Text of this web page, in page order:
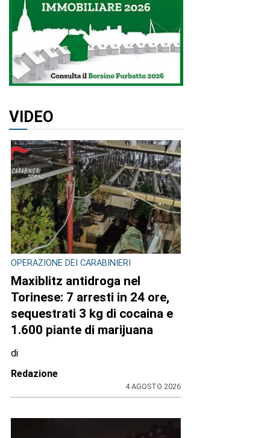
VIDEO
OPERAZIONE DEI CARABINIERI
Maxiblitz antidroga nel
Torinese: 7 arresti in 24 ore,
sequestrati 3 kg di cocaina e
1.600 piante di marijuana
di
Redazione
4 AGOSTO 2026